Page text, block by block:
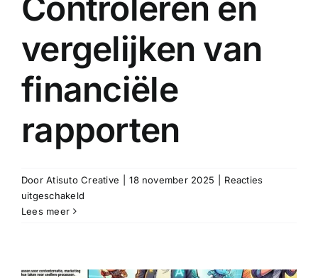
vergelijken van
financiële
rapporten
DoorAtisuto Creative 18 november 2025
Reacties
uitgeschakeld
financiële
Lees meer